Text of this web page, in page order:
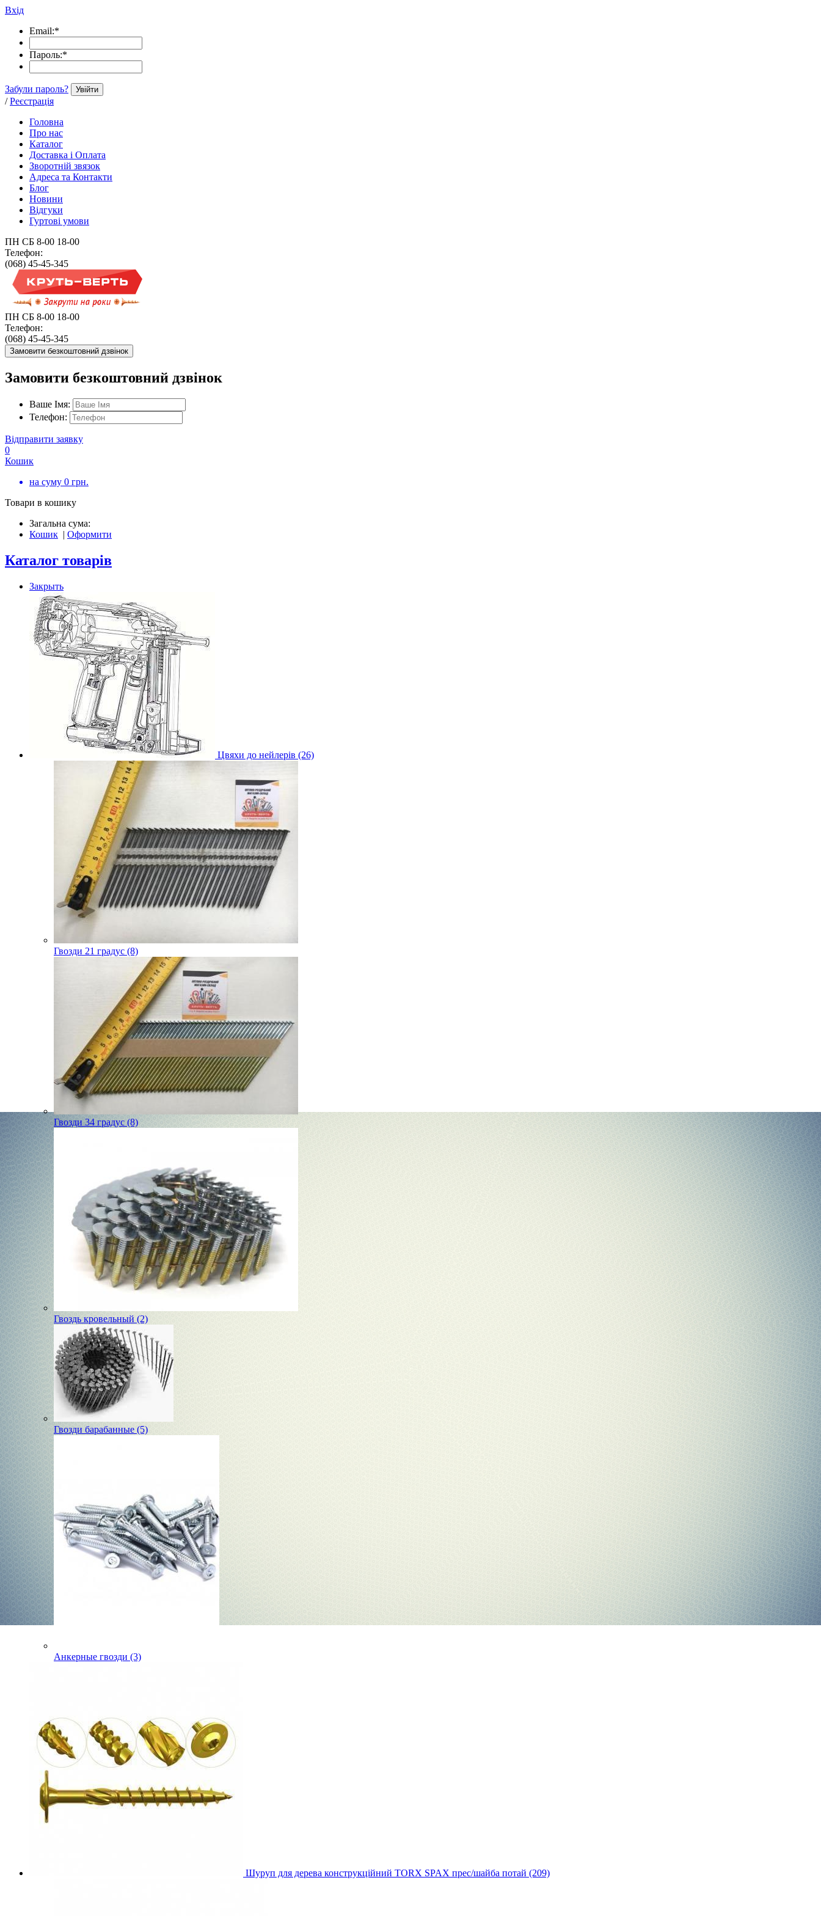
Вхід
Email:*
Пароль:*
Забули пароль? Увійти
/ Реєстрація
Головна
Про нас
Каталог
Доставка і Оплата
Зворотній звязок
Адреса та Контакти
Блог
Новини
Відгуки
Гуртові умови
ПН СБ 8-00 18-00
Телефон:
(068) 45-45-345
ПН СБ 8-00 18-00
Телефон:
(068) 45-45-345
Замовити безкоштовний дзвінок
Замовити безкоштовний дзвінок
Ваше Імя:
Телефон:
Відправити заявку
0
Кошик
на суму 0 грн.
Товари в кошику
Загальна сума:
Кошик | Оформити
Каталог товарів
Закрыть
Цвяхи до нейлерів (26)
Гвозди 21 градус (8)
Гвозди 34 градус (8)
Гвоздь кровельный (2)
Гвозди барабанные (5)
Анкерные гвозди (3)
Шуруп для дерева конструкційний TORX SPAX прес/шайба потай (209)